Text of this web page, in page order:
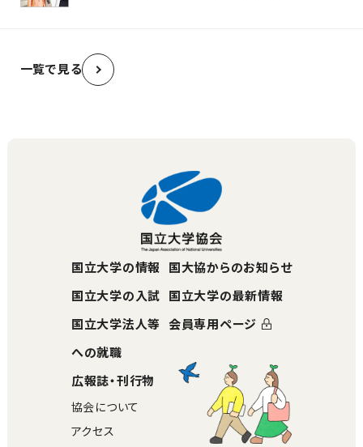
一覧で見る
国立大学の情報
国立大学の入試
国立大学法人等
への就職
広報誌・刊行物
国大協からのお知らせ
国立大学の最新情報
会員専用ページ
協会について
アクセス